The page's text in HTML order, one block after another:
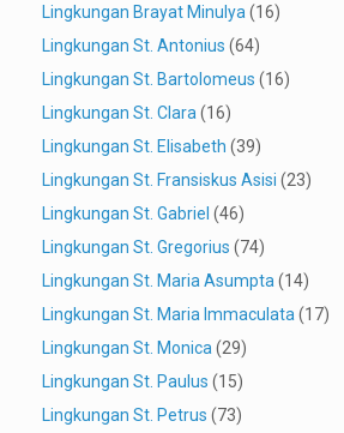
Lingkungan Brayat Minulya (16)
Lingkungan St. Antonius (64)
Lingkungan St. Bartolomeus (16)
Lingkungan St. Clara (16)
Lingkungan St. Elisabeth (39)
Lingkungan St. Fransiskus Asisi (23)
Lingkungan St. Gabriel (46)
Lingkungan St. Gregorius (74)
Lingkungan St. Maria Asumpta (14)
Lingkungan St. Maria Immaculata (17)
Lingkungan St. Monica (29)
Lingkungan St. Paulus (15)
Lingkungan St. Petrus (73)